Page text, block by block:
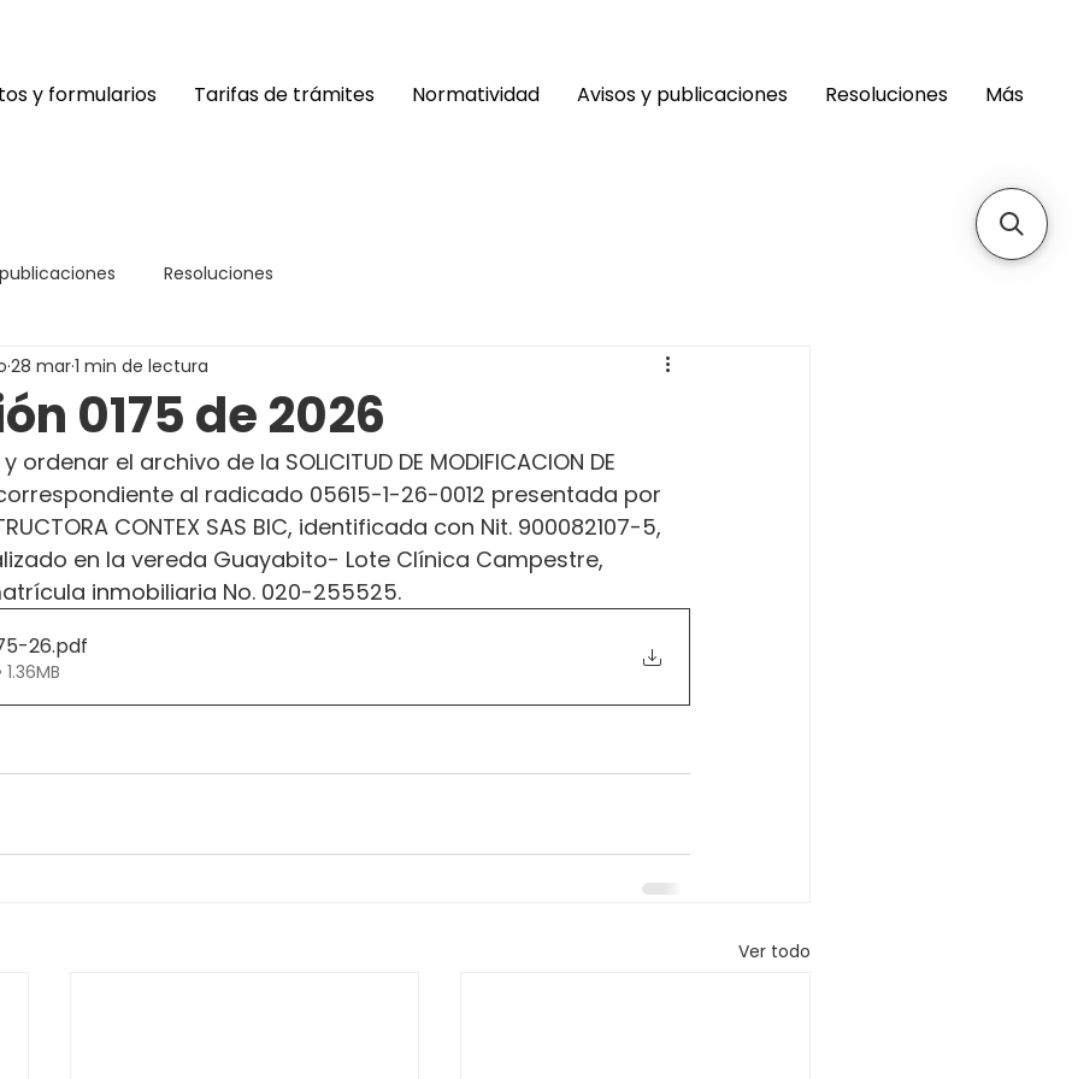
y formularios Tarifas de trámites Normatividad Avisos y publicaciones Resoluciones Más
Resoluciones
0175 de 2026
28 mar1 min de lectura
el archivo de la SOLICITUD DE MODIFICACION DE
correspondiente al radicado 05615-1-26-0012 presentada por
CONTEX SAS BIC, identificada con Nit. 900082107-5,
en la vereda Guayabito- Lote Clínica Campestre,
inmobiliaria No. 020-255525.
26.pdf
Ver todo